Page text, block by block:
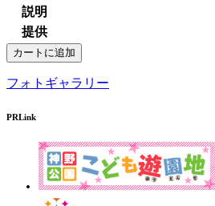
説明
提供
フォトギャラリー
PRLink